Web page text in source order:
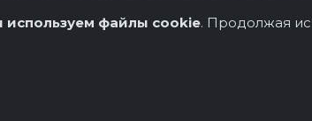
используем файлы cookie. Продолжая